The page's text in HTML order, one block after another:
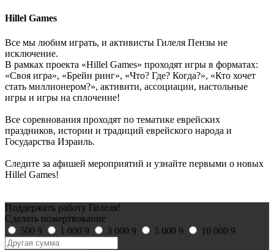
Hillel Games
Все мы любим играть, и активисты Гилеля Пензы не
исключение.
В рамках проекта «Hillel Games» проходят игры в форматах:
«Своя игра», «Брейн ринг», «Что? Где? Когда?», «Кто хочет
стать миллионером?», активити, ассоциации, настольные
игры и игры на сплочение!
Все соревнования проходят по тематике еврейских
праздников, истории и традиций еврейского народа и
Государства Израиль.
Следите за афишей мероприятий и узнайте первыми о новых
Hillel Games!
Поддержать работу Гилеля!
Сделать пожертвование
500 9 1 000 9 3 000 9 5 000 9 10 000 9